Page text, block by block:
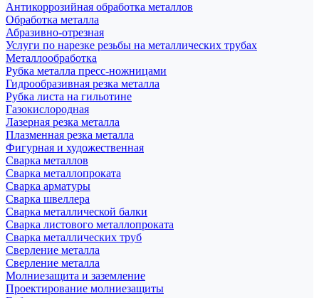
Антикоррозийная обработка металлов
Обработка металла
Абразивно-отрезная
Услуги по нарезке резьбы на металлических трубах
Металлообработка
Рубка металла пресс-ножницами
Гидрообразивная резка металла
Рубка листа на гильотине
Газокислородная
Лазерная резка металла
Плазменная резка металла
Фигурная и художественная
Сварка металлов
Сварка металлопроката
Сварка арматуры
Сварка швеллера
Сварка металлической балки
Сварка листового металлопроката
Сварка металлических труб
Сверление металла
Сверление металла
Молниезащита и заземление
Проектирование молниезащиты